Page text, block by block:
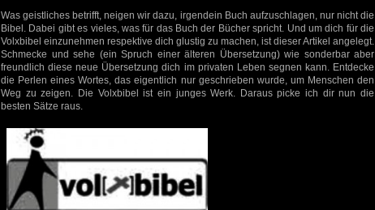
Was geistliches betrifft, neigen wir dazu, irgendein Buch aufzuschlagen, nur nicht die
Bibel. Dabei gibt es vieles, was für das Buch der Bücher spricht. Und um dich für die
Volxbibel einzunehmen respektive dich glustig zu machen, ist dieser Artikel angelegt.
Schmecke und sehe (ein Spruch einer älteren Übersetzung) wie sonderbar aber
freundlich diese neue Übersetzung dich im privaten Leben segnen kann. Entdecke
die Perlen eines Wortes, das eigentlich nur geschrieben wurde, um Menschen den
Weg zu zeigen. Die Volxbibel ist ein junges Werk. Daraus picke ich dir nun die
besten Sätze raus.